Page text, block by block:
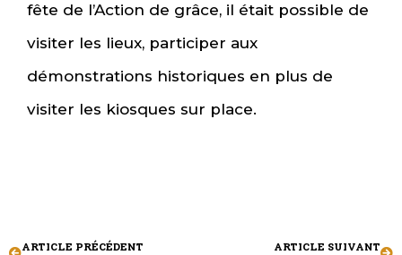
fête de l’Action de grâce, il était possible de
visiter les lieux, participer aux
démonstrations historiques en plus de
visiter les kiosques sur place.
ARTICLE PRÉCÉDENT ARTICLE SUIVANT